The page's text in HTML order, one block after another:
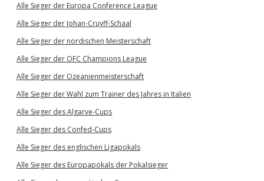
Alle Sieger der Europa Conference League
Alle Sieger der Johan-Cruyff-Schaal
Alle Sieger der nordischen Meisterschaft
Alle Sieger der OFC Champions League
Alle Sieger der Ozeanienmeisterschaft
Alle Sieger der Wahl zum Trainer des Jahres in Italien
Alle Sieger des Algarve-Cups
Alle Sieger des Confed-Cups
Alle Sieger des englischen Ligapokals
Alle Sieger des Europapokals der Pokalsieger